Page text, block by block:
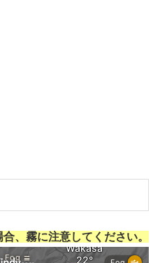
、霧に注意してください。